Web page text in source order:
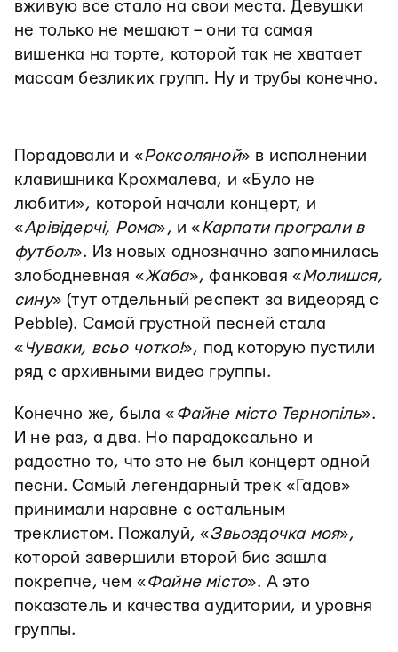
вживую все стало на свои места. Девушки
не только не мешают – они та самая
вишенка на торте, которой так не хватает
массам безликих групп. Ну и трубы конечно.
Порадовали и «Роксоляной» в исполнении
клавишника Крохмалева, и «Було не
любити», которой начали концерт, и
«Арівідерчі, Рома», и «Карпати програли в
футбол». Из новых однозначно запомнилась
злободневная «Жаба», фанковая «Молишся,
сину» (тут отдельный респект за видеоряд с
Pebble). Самой грустной песней стала
« Чуваки, всьо чотко!», под которую пустили
ряд с архивными видео группы.
Конечно же, была « Файне місто Тернопіль».
И не раз, а два. Но парадоксально и
радостно то, что это не был концерт одной
песни. Самый легендарный трек «Гадов»
принимали наравне с остальным
треклистом. Пожалуй, «Звьоздочка моя»,
которой завершили второй бис зашла
покрепче, чем «Файне місто». А это
показатель и качества аудитории, и уровня
группы.